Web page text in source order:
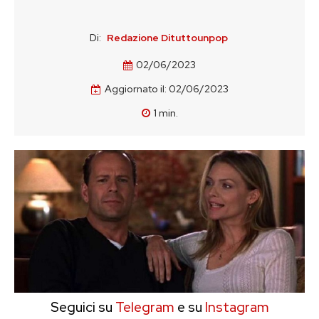
Di: Redazione Dituttounpop
02/06/2023
Aggiornato il: 02/06/2023
1 min.
Seguici su Telegram e su Instagram